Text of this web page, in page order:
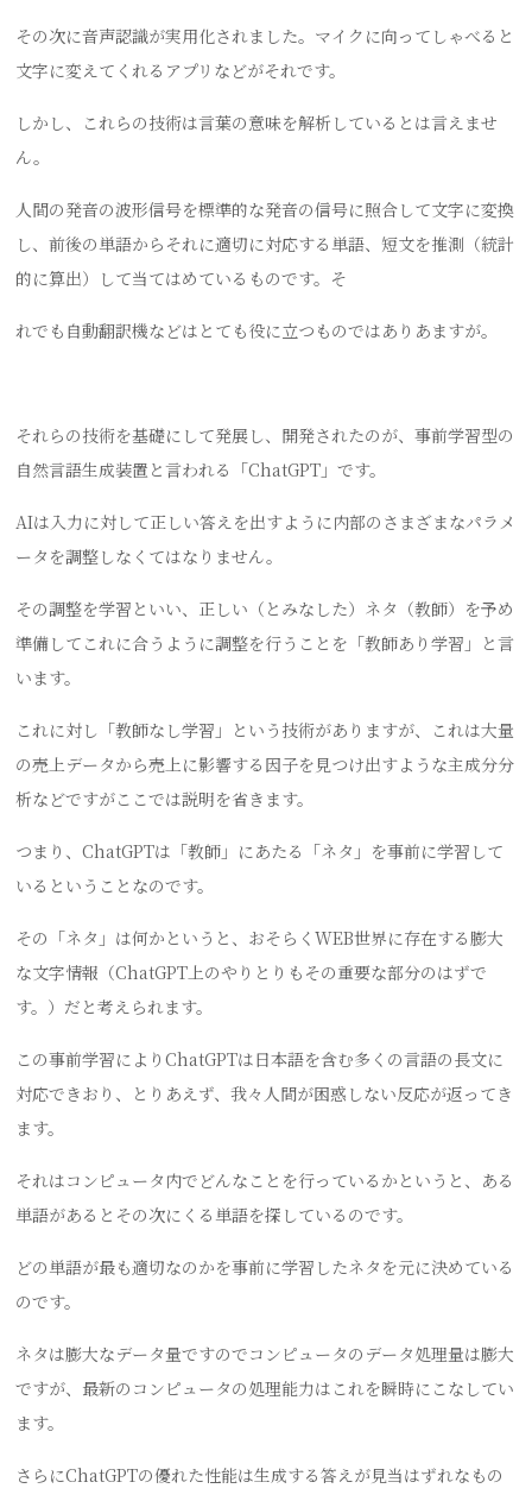
その次に音声認識が実用化されました。マイクに向ってしゃべると
文字に変えてくれるアプリなどがそれです。
しかし、これらの技術は言葉の意味を解析しているとは言えませ
ん。
人間の発音の波形信号を標準的な発音の信号に照合して文字に変換
し、前後の単語からそれに適切に対応する単語、短文を推測（統計
的に算出）して当てはめているものです。そ
れでも自動翻訳機などはとても役に立つものではありあますが。
それらの技術を基礎にして発展し、開発されたのが、事前学習型の
自然言語生成装置と言われる「ChatGPT」です。
AIは入力に対して正しい答えを出すように内部のさまざまなパラメ
ータを調整しなくてはなりません。
その調整を学習といい、正しい（とみなした）ネタ（教師）を予め
準備してこれに合うように調整を行うことを「教師あり学習」と言
います。
これに対し「教師なし学習」という技術がありますが、これは大量
の売上データから売上に影響する因子を見つけ出すような主成分分
析などですがここでは説明を省きます。
つまり、ChatGPTは「教師」にあたる「ネタ」を事前に学習して
いるということなのです。
その「ネタ」は何かというと、おそらくWEB世界に存在する膨大
な文字情報（ChatGPT上のやりとりもその重要な部分のはずで
す。）だと考えられます。
この事前学習によりChatGPTは日本語を含む多くの言語の長文に
対応できおり、とりあえず、我々人間が困惑しない反応が返ってき
ます。
それはコンピュータ内でどんなことを行っているかというと、ある
単語があるとその次にくる単語を探しているのです。
どの単語が最も適切なのかを事前に学習したネタを元に決めている
のです。
ネタは膨大なデータ量ですのでコンピュータのデータ処理量は膨大
ですが、最新のコンピュータの処理能力はこれを瞬時にこなしてい
ます。
さらにChatGPTの優れた性能は生成する答えが見当はずれなもの